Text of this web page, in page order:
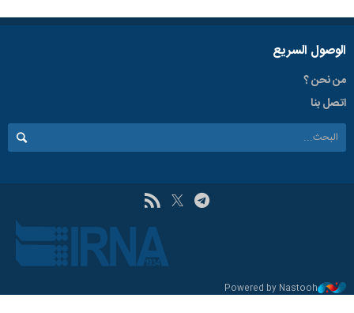
الوصول السریع
من نحن ؟
اتصل بنا
Powered by Nastooh